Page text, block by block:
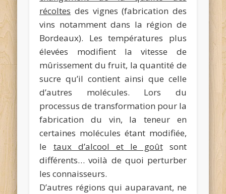
récoltes des vignes (fabrication des
vins notamment dans la région de
Bordeaux). Les températures plus
élevées modifient la vitesse de
mûrissement du fruit, la quantité de
sucre qu’il contient ainsi que celle
d’autres molécules. Lors du
processus de transformation pour la
fabrication du vin, la teneur en
certaines molécules étant modifiée,
le taux d’alcool et le goûtsont
différents… voilà de quoi perturber
les connaisseurs.
D’autres régions qui auparavant, ne